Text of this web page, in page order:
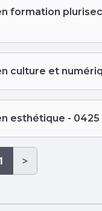
formation
culture et
esthétique - 0425
>